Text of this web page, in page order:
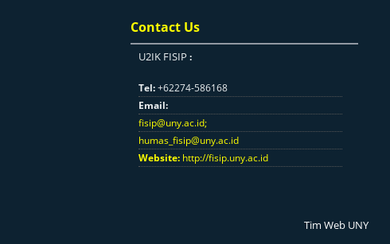
Contact Us
U2IK FISIP :
Tel:+62274-586168
Email:
fisip@uny.ac.id;
humas_fisip@uny.ac.id
Website: http://fisip.uny.ac.id
Tim Web UNY